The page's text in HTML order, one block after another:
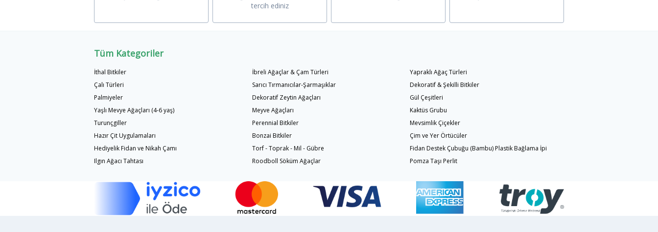
tercih ediniz
Tüm Kategoriler
İthal Bitkiler İbreli Ağaçlar & Çam Türleri
Yapraklı Ağaç Türleri
Çalı Türleri
Sarıcı Tırmanıcılar-Şarmaşıklar
Dekoratif & Şekilli Bitkiler
Palmiyeler
Dekoratif Zeytin Ağaçları
Gül Çeşitleri
Yaşlı Mevye Ağaçları (4-6 yaş)
Meyve Ağaçları
Kaktüs Grubu
Turunçgiller
Perennial Bitkiler
Mevsimlik Çiçekler
Hazır Çit Uygulamaları
Bonzai Bitkiler
Çim ve Yer Örtücüler
Hediyelik Fidan ve Nikah Çamı
Torf - Toprak - Mil - Gübre
Fidan Destek Çubuğu (Bambu) Plastik Bağlama İpi
Ilgın Ağacı Tahtası
Roodboll Söküm Ağaçlar Pomza Taşı Perlit